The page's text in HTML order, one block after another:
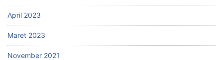
April 2023
Maret 2023
November 2021